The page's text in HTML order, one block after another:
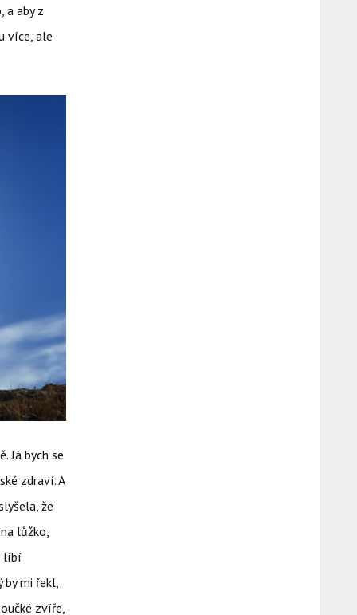
a aby z
více, ale
Já bych se
zdraví. A
že
lůžko,
líbí
mi řekl,
zvíře,